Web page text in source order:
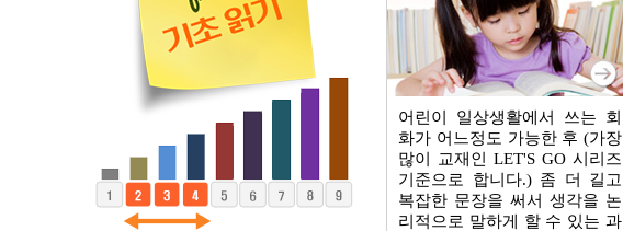
어린이 일상생활에서 쓰는 회
화가 어느정도 가능한 후 (가장
많이 교재인 LET'S GO 시리즈
기준으로 합니다.) 좀 더 길고
복잡한 문장을 써서 생각을 논
리적으로 말하게 할 수 있는 과